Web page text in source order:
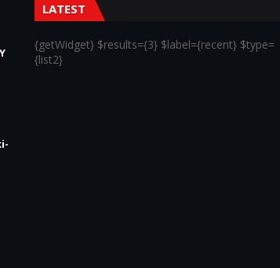
LATEST
{getWidget} $results={3} $label={recent} $type=
{list2}